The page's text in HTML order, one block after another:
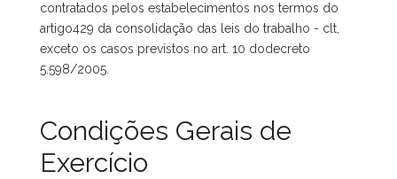
contratados pelos estabelecimentos nos termos do
artigo429 da consolidação das leis do trabalho - clt,
exceto os casos previstos no art. 10 dodecreto
5.598/2005.
Condições Gerais de
Exercício